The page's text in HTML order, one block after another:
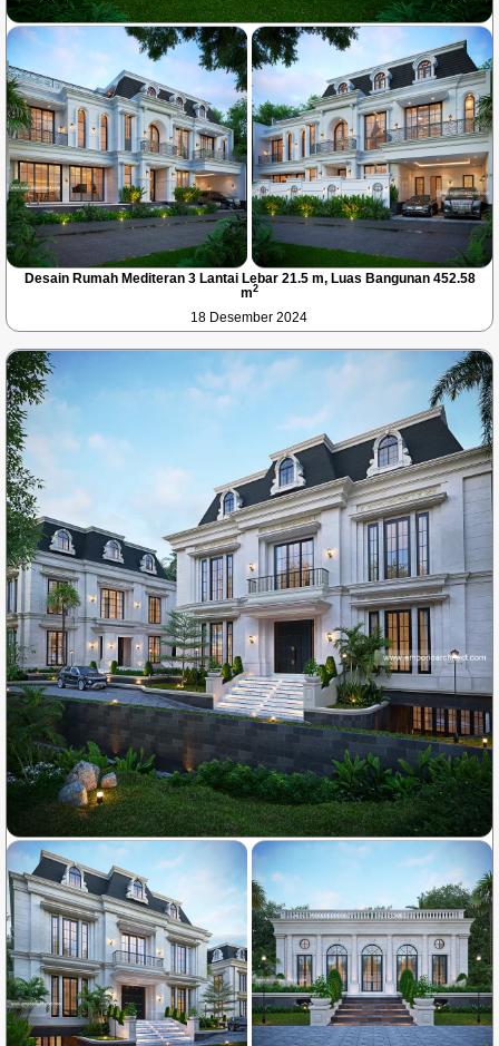
Desain Rumah Mediteran 3 Lantai Lebar 21.5 m, Luas Bangunan 452.58
m2
18 Desember 2024